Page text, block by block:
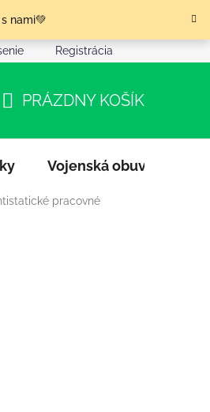
nami💚
ochrany osobných údajov
Registrácia
KOŠÍK
PRÁZDNY KOŠÍK
Vojenská obuv
pracovné